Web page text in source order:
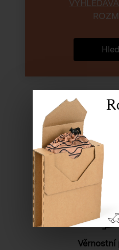
Doprava
od 5000
Věrnostní